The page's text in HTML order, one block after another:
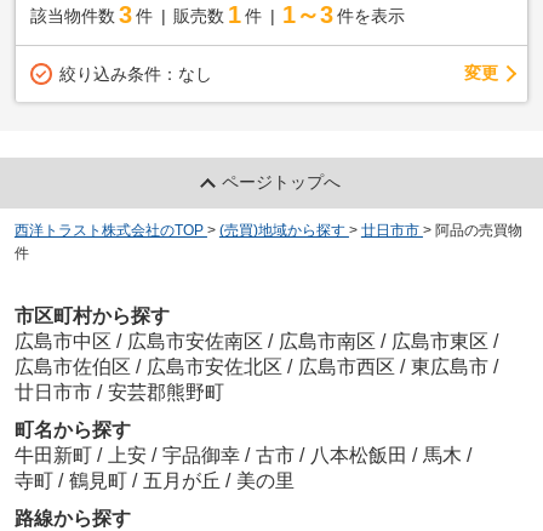
該当物件数 3件 販売数 1 件 1～3 件を表示
絞り込み条件： なし 変更
ページトップへ
西洋トラスト株式会社のTOP > (売買)地域から探す > 廿日市市 > 阿品の売買物
件
市区町村から探す
広島市中区 / 広島市安佐南区 / 広島市南区 / 広島市東区 /
広島市佐伯区 / 広島市安佐北区 / 広島市西区 / 東広島市 /
廿日市市 / 安芸郡熊野町
町名から探す
牛田新町 / 上安 / 宇品御幸 / 古市 / 八本松飯田 / 馬木 /
寺町 / 鶴見町 / 五月が丘 / 美の里
路線から探す